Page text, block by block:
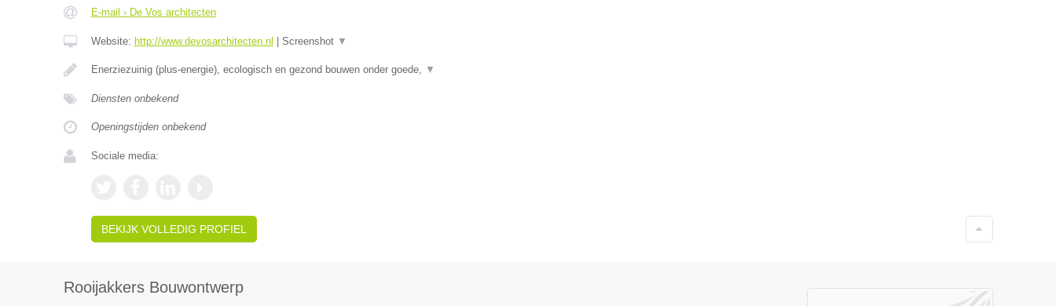
E-mail › De Vos architecten
Website: http://www.devosarchitecten.nl Screenshot ▼
Enerziezuinig (plus-energie), ecologisch en gezond bouwen onder goede, ▼
Diensten onbekend
Openingstijden onbekend
Sociale media:
BEKIJK VOLLEDIG PROFIEL
Rooijakkers Bouwontwerp